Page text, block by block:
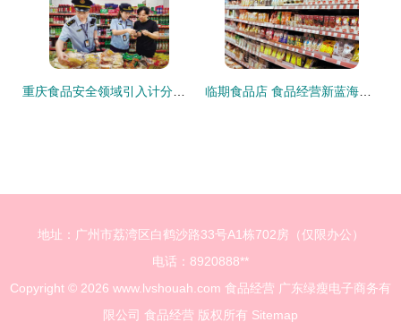
地址：广州市荔湾区白鹤沙路33号A1栋702房（仅限办公）
电话：8920888**
Copyright © 2026 www.lvshouah.com 食品经营 广东绿瘦电子商务有
限公司 食品经营 版权所有 Sitemap